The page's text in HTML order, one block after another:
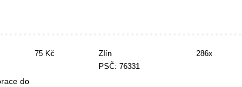
do
75 Kč
Zlín
PSČ: 76331
286x